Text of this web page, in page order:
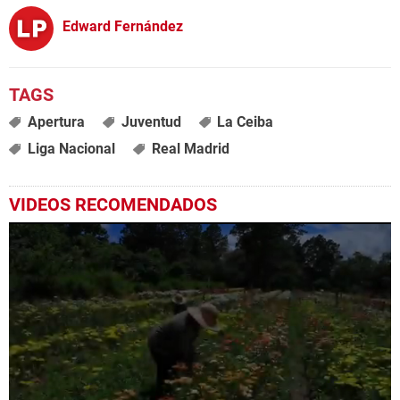
Edward Fernández
Apertura Juventud
La Ceiba
Liga Nacional
Real Madrid
VIDEOS RECOMENDADOS